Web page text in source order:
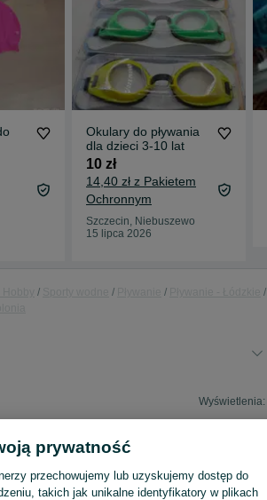
Okulary do pływania
dla dzieci 3-10 lat
10 zł
14,40 zł z Pakietem
Ochronnym
Szczecin, Niebuszewo
15 lipca 2026
Wyświetlenia:
konto na OLX, aby skontaktować się z
prywatność
przechowujemy lub uzyskujemy dostęp do
takich jak unikalne identyfikatory w plikach